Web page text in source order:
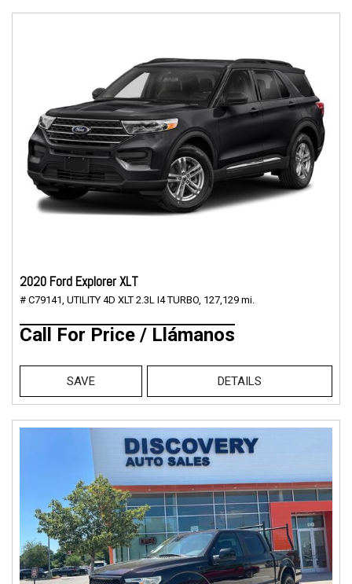
2020 Ford Explorer XLT
# C79141, UTILITY 4D XLT 2.3L I4 TURBO, 127,129 mi.
Call For Price / Llámanos
SAVE DETAILS